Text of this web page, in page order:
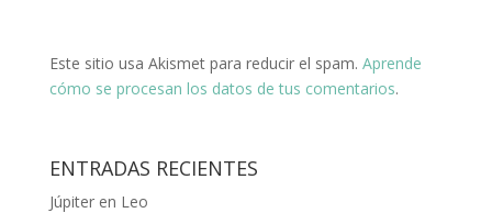
Este sitio usa Akismet para reducir el spam. Aprende
cómo se procesan los datos de tus comentarios.
ENTRADAS RECIENTES
Júpiter en Leo